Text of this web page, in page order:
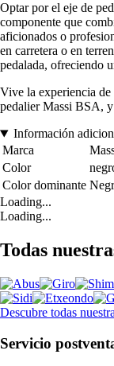
Optar por el eje de
componente que
aficionados o
en carretera o en
pedalada, ofreciendo
Vive la experiencia
pedalier Massi BSA,
Información
Marca
Color
Color dominante
Loading...
Loading...
Todas
Descubre todas
Servicio